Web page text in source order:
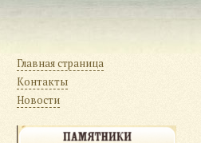
Главная страница
Контакты
Новости